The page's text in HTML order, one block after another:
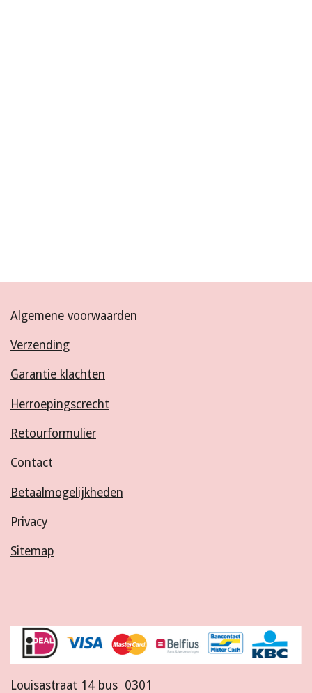
Algemene voorwaarden
Verzending
Garantie klachten
Herroepingscrecht
Retourformulier
Contact
Betaalmogelijkheden
Privacy
Sitemap
Louisastraat 14 bus 0301